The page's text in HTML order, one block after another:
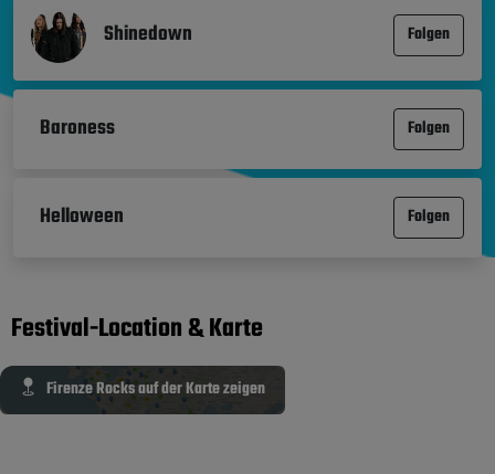
Shinedown Folgen
Baroness Folgen
Helloween Folgen
Festival-Location & Karte
Firenze Rocks auf der Karte zeigen